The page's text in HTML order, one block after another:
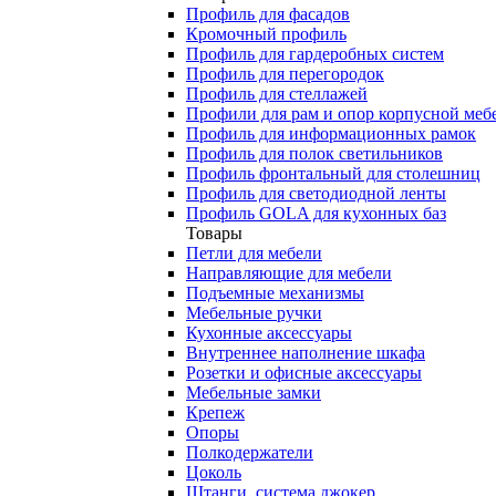
Профиль для фасадов
Кромочный профиль
Профиль для гардеробных систем
Профиль для перегородок
Профиль для стеллажей
Профили для рам и опор корпусной
Профиль для информационных рамок
Профиль для полок светильников
Профиль фронтальный для столешниц
Профиль для светодиодной ленты
Профиль GOLA для кухонных баз
Товары
Петли для мебели
Направляющие для мебели
Подъемные механизмы
Мебельные ручки
Кухонные аксессуары
Внутреннее наполнение шкафа
Розетки и офисные аксессуары
Мебельные замки
Крепеж
Опоры
Полкодержатели
Цоколь
Штанги, система джокер